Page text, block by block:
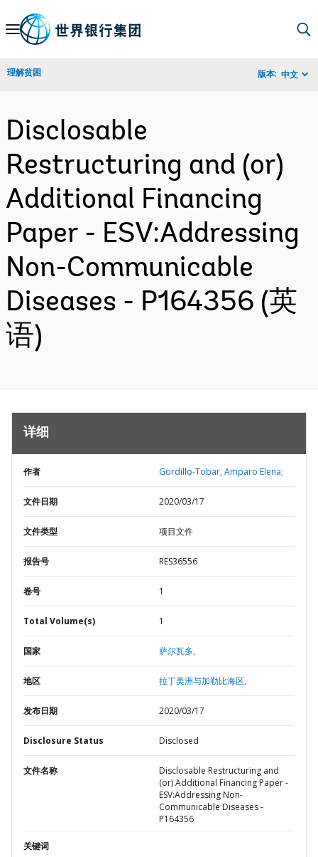
Skip
Navigation
理解贫困 版本: 中文
Disclosable
Restructuring and (or)
Additional Financing
Paper - ESV:Addressing
Non-Communicable
Diseases - P164356 (英
语)
详细
作者 Gordillo-Tobar, Amparo Elena;
文件日期 2020/03/17
文件类型 项目文件
报告号 RES36556
卷号 1
Total Volume(s) 1
国家 萨尔瓦多,
地区 拉丁美洲与加勒比海区,
发布日期 2020/03/17
Disclosure Status Disclosed
文件名称
Disclosable Restructuring and
(or) Additional Financing Paper -
ESV:Addressing Non-
Communicable Diseases -
P164356
关键词